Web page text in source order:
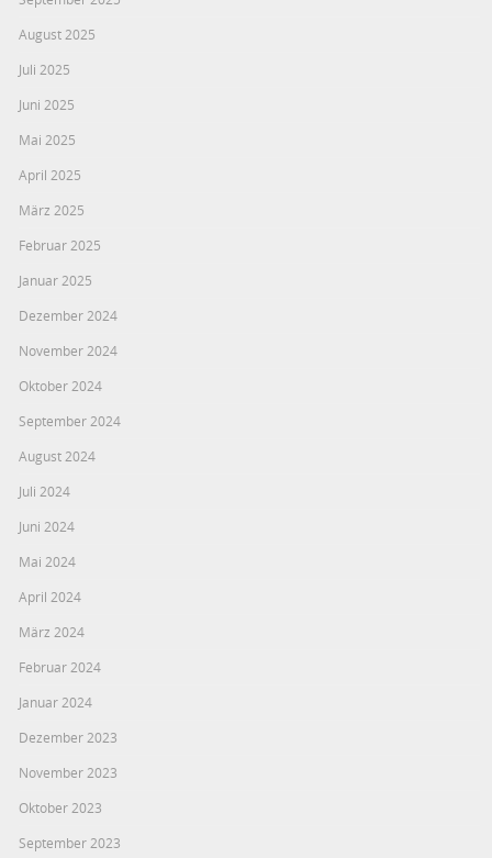
August 2025
Juli 2025
Juni 2025
Mai 2025
April 2025
März 2025
Februar 2025
Januar 2025
Dezember 2024
November 2024
Oktober 2024
September 2024
August 2024
Juli 2024
Juni 2024
Mai 2024
April 2024
März 2024
Februar 2024
Januar 2024
Dezember 2023
November 2023
Oktober 2023
September 2023